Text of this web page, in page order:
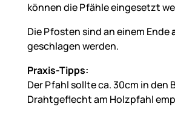
können die Pfähle eingesetzt
Die Pfosten sind an einem Ende
geschlagen werden.
Praxis-Tipps:
Der Pfahl sollte ca. 30cm in
Drahtgeflecht am Holzpfahl